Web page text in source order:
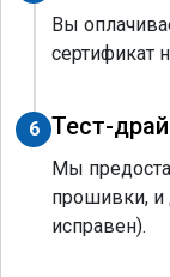
Вы
сертификат
6 Тест-
Мы
прошивки, и
исправен).